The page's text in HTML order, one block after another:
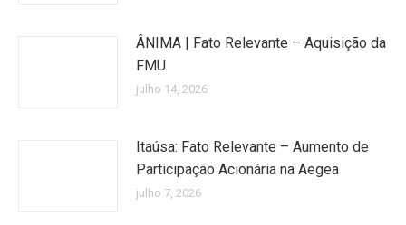
ÂNIMA | Fato Relevante – Aquisição da
FMU
julho 14, 2026
Itaúsa: Fato Relevante – Aumento de
Participação Acionária na Aegea
julho 7, 2026